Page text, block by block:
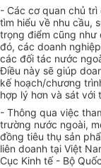
- Các cơ quan chủ
tìm hiểu về nhu cầu,
trọng điểm cũng như
đó, các doanh
các đối tác nước
Điều này sẽ giúp
kế hoạch/chương
hợp lý hơn và sát với
- Thông qua việc
trường nước ngoài,
đồng tiêu thụ sản
liên doanh tại Việt
Cục Kinh tế - Bộ